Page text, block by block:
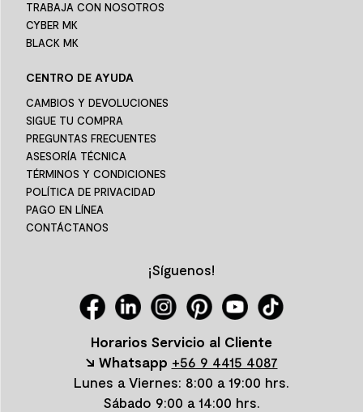
TRABAJA CON NOSOTROS
CYBER MK
BLACK MK
CENTRO DE AYUDA
CAMBIOS Y DEVOLUCIONES
SIGUE TU COMPRA
PREGUNTAS FRECUENTES
ASESORÍA TÉCNICA
TÉRMINOS Y CONDICIONES
POLÍTICA DE PRIVACIDAD
PAGO EN LÍNEA
CONTÁCTANOS
¡Síguenos!
Horarios Servicio al Cliente
↘ Whatsapp +56 9 4415 4087
Lunes a Viernes: 8:00 a 19:00 hrs.
Sábado 9:00 a 14:00 hrs.